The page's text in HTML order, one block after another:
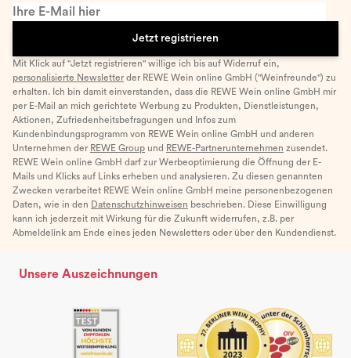
Ihre E-Mail hier
Jetzt registrieren
Mit Klick auf "Jetzt registrieren" willige ich bis auf Widerruf ein,
personalisierte Newsletter der REWE Wein online GmbH ("Weinfreunde") zu
erhalten. Ich bin damit einverstanden, dass die REWE Wein online GmbH mir
per E-Mail an mich gerichtete Werbung zu Produkten, Dienstleistungen,
Aktionen, Zufriedenheitsbefragungen und Infos zum
Kundenbindungsprogramm von REWE Wein online GmbH und anderen
Unternehmen der REWE Group und REWE-Partnerunternehmen zusendet.
REWE Wein online GmbH darf zur Werbeoptimierung die Öffnung der E-
Mails und Klicks auf Links erheben und analysieren. Zu diesen genannten
Zwecken verarbeitet REWE Wein online GmbH meine personenbezogenen
Daten, wie in den Datenschutzhinweisen beschrieben. Diese Einwilligung
kann ich jederzeit mit Wirkung für die Zukunft widerrufen, z.B. per
Abmeldelink am Ende eines jeden Newsletters oder über den Kundendienst.
Unsere Auszeichnungen